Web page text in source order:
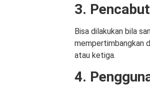
3.
Bisa dilakukan bila
mempertimbangkan
atau ketiga.
4.